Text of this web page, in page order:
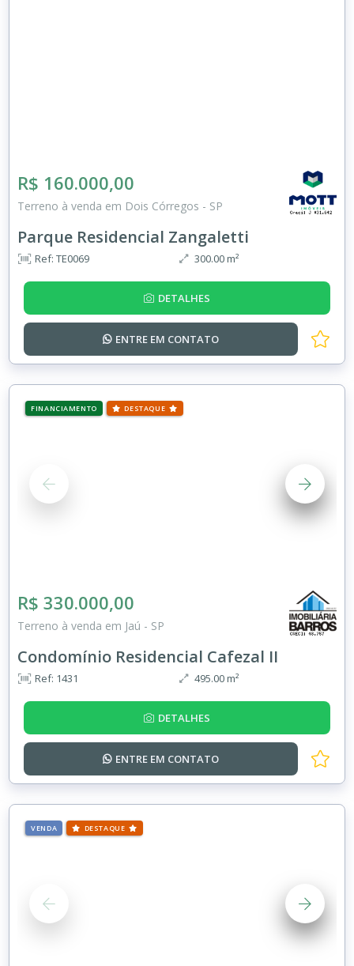
R$ 160.000,00
Terreno à venda em Dois Córregos - SP
Parque Residencial Zangaletti
Ref: TE0069 300.00 m²
DETALHES
ENTRE EM CONTATO
FINANCIAMENTO DESTAQUE
R$ 330.000,00
Terreno à venda em Jaú - SP
Condomínio Residencial Cafezal II
Ref: 1431 495.00 m²
DETALHES
ENTRE EM CONTATO
VENDA DESTAQUE